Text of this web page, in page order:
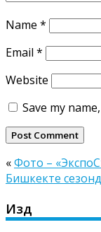
Name *
Email *
Website
Save my
«Фото –
Бишкекте
Издөө